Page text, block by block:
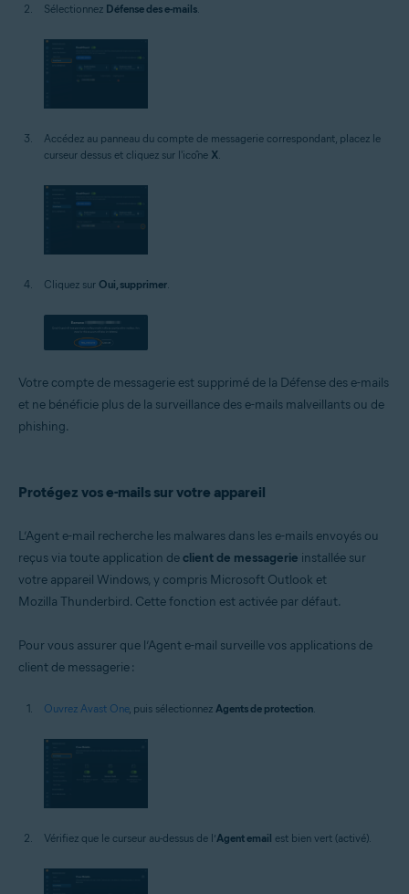
Sélectionnez Défense des e-mails
Accédez au panneau du compte de messagerie correspondant, placez le
curseur dessus et cliquez sur l'icône X
Cliquez sur Oui, supprimer.
Votre compte de messagerie est supprimé de la Défense des e-mails
et ne bénéficie plus de la surveillance des e-mails malveillants ou de
phishing.
Protégez vos e-mails sur votre appareil
L’Agent e-mail recherche les malwares dans les e-mails envoyés ou
reçus via toute application declient de messagerie installée sur
votre appareil Windows, y compris Microsoft Outlook et
Mozilla Thunderbird. Cette fonction est activée par défaut.
Pour vous assurer que l’Agent e-mail surveille vos applications de
client de messagerie :
Ouvrez Avast One, puis sélectionnez Agents de protection.
Vérifiez que le curseur au-dessus de l’Agent email est bien vert (activé).